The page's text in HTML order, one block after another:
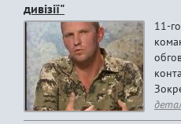
дивізії"
11-